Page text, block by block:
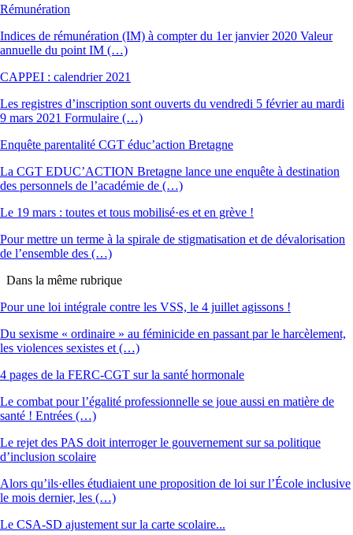
Rémunération
Indices de rémunération (IM) à compter du 1er janvier 2020 Valeur
annuelle du point IM (…)
CAPPEI : calendrier 2021
Les registres d’inscription sont ouverts du vendredi 5 février au mardi
9 mars 2021 Formulaire (…)
Enquête parentalité CGT éduc’action Bretagne
La CGT EDUC’ACTION Bretagne lance une enquête à destination
des personnels de l’académie de (…)
Le 19 mars : toutes et tous mobilisé·es et en grève !
Pour mettre un terme à la spirale de stigmatisation et de dévalorisation
de l’ensemble des (…)
Dans la même rubrique
Pour une loi intégrale contre les VSS, le 4 juillet agissons !
Du sexisme « ordinaire » au féminicide en passant par le harcèlement,
les violences sexistes et (…)
4 pages de la FERC-CGT sur la santé hormonale
Le combat pour l’égalité professionnelle se joue aussi en matière de
santé ! Entrées (…)
Le rejet des PAS doit interroger le gouvernement sur sa politique
d’inclusion scolaire
Alors qu’ils·elles étudiaient une proposition de loi sur l’École inclusive
le mois dernier, les (…)
Le CSA-SD ajustement sur la carte scolaire...